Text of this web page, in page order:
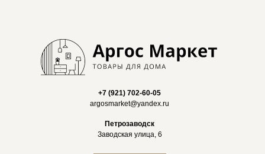
+7 (921) 702-60-05
argosmarket@yandex.ru
Петрозаводск
Заводская улица, 6